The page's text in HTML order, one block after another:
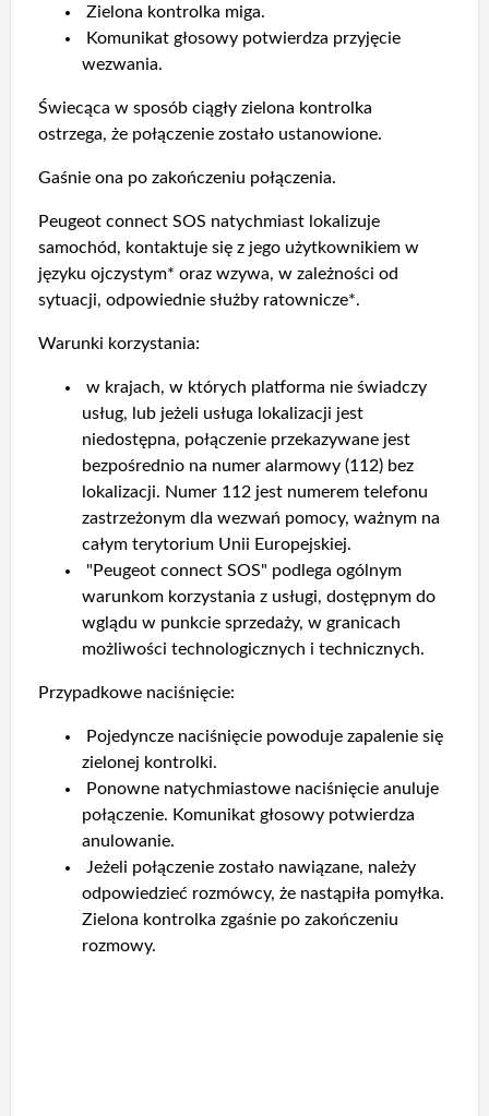
Zielona kontrolka miga.
Komunikat głosowy potwierdza przyjęcie
wezwania.
Świecąca w sposób ciągły zielona kontrolka
ostrzega, że połączenie zostało ustanowione.
Gaśnie ona po zakończeniu połączenia.
Peugeot connect SOS natychmiast lokalizuje
samochód, kontaktuje się z jego użytkownikiem w
języku ojczystym* oraz wzywa, w zależności od
sytuacji, odpowiednie służby ratownicze*.
Warunki korzystania:
w krajach, w których platforma nie świadczy
usług, lub jeżeli usługa lokalizacji jest
niedostępna, połączenie przekazywane jest
bezpośrednio na numer alarmowy (112) bez
lokalizacji. Numer 112 jest numerem telefonu
zastrzeżonym dla wezwań pomocy, ważnym na
całym terytorium Unii Europejskiej.
"Peugeot connect SOS" podlega ogólnym
warunkom korzystania z usługi, dostępnym do
wglądu w punkcie sprzedaży, w granicach
możliwości technologicznych i technicznych.
Przypadkowe naciśnięcie:
Pojedyncze naciśnięcie powoduje zapalenie się
zielonej kontrolki.
Ponowne natychmiastowe naciśnięcie anuluje
połączenie. Komunikat głosowy potwierdza
anulowanie.
Jeżeli połączenie zostało nawiązane, należy
odpowiedzieć rozmówcy, że nastąpiła pomyłka.
Zielona kontrolka zgaśnie po zakończeniu
rozmowy.